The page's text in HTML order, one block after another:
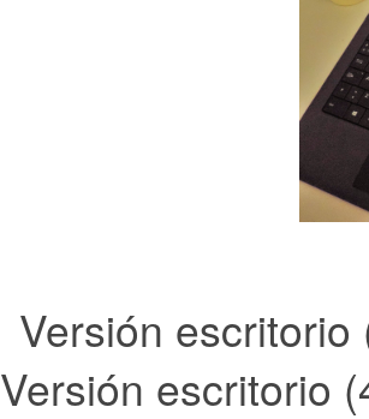
Versión
Versión escritorio